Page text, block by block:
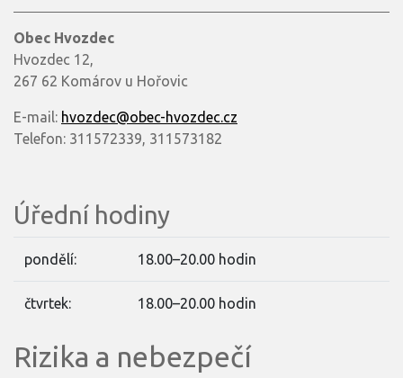
Obec Hvozdec
Hvozdec 12,
267 62 Komárov u Hořovic
E-mail: hvozdec@obec-hvozdec.cz
Telefon: 311572339, 311573182
Úřední hodiny
pondělí: 18.00–20.00 hodin
čtvrtek: 18.00–20.00 hodin
Rizika a nebezpečí